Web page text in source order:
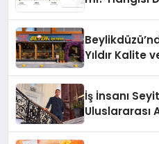
Yıldır Kalite
İş İnsanı
Uluslararası